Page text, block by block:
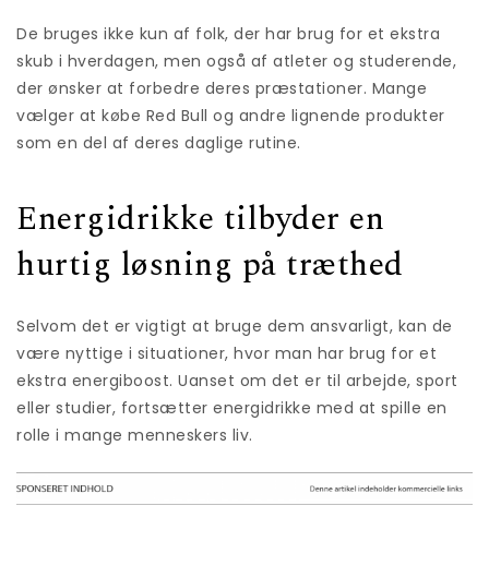
De bruges ikke kun af folk, der har brug for et ekstra
skub i hverdagen, men også af atleter og studerende,
der ønsker at forbedre deres præstationer. Mange
vælger at købe Red Bull og andre lignende produkter
som en del af deres daglige rutine.
Energidrikke tilbyder en
hurtig løsning på træthed
Selvom det er vigtigt at bruge dem ansvarligt, kan de
være nyttige i situationer, hvor man har brug for et
ekstra energiboost. Uanset om det er til arbejde, sport
eller studier, fortsætter energidrikke med at spille en
rolle i mange menneskers liv.